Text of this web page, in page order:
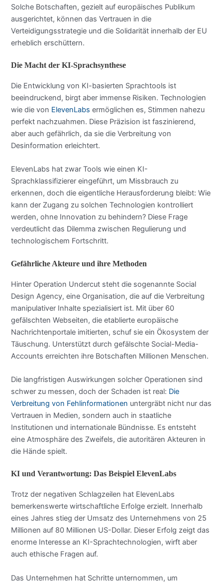
Solche Botschaften, gezielt auf europäisches Publikum
ausgerichtet, können das Vertrauen in die
Verteidigungsstrategie und die Solidarität innerhalb der EU
erheblich erschüttern.
Die Macht der KI-Sprachsynthese
Die Entwicklung von KI-basierten Sprachtools ist
beeindruckend, birgt aber immense Risiken. Technologien
wie die von ElevenLabs ermöglichen es, Stimmen nahezu
perfekt nachzuahmen. Diese Präzision ist faszinierend,
aber auch gefährlich, da sie die Verbreitung von
Desinformation erleichtert.
ElevenLabs hat zwar Tools wie einen KI-
Sprachklassifizierer eingeführt, um Missbrauch zu
erkennen, doch die eigentliche Herausforderung bleibt: Wie
kann der Zugang zu solchen Technologien kontrolliert
werden, ohne Innovation zu behindern? Diese Frage
verdeutlicht das Dilemma zwischen Regulierung und
technologischem Fortschritt.
Gefährliche Akteure und ihre Methoden
Hinter Operation Undercut steht die sogenannte Social
Design Agency, eine Organisation, die auf die Verbreitung
manipulativer Inhalte spezialisiert ist. Mit über 60
gefälschten Webseiten, die etablierte europäische
Nachrichtenportale imitierten, schuf sie ein Ökosystem der
Täuschung. Unterstützt durch gefälschte Social-Media-
Accounts erreichten ihre Botschaften Millionen Menschen.
Die langfristigen Auswirkungen solcher Operationen sind
schwer zu messen, doch der Schaden ist real: Die
Verbreitung von Fehlinformationen untergräbt nicht nur das
Vertrauen in Medien, sondern auch in staatliche
Institutionen und internationale Bündnisse. Es entsteht
eine Atmosphäre des Zweifels, die autoritären Akteuren in
die Hände spielt.
KI und Verantwortung: Das Beispiel ElevenLabs
Trotz der negativen Schlagzeilen hat ElevenLabs
bemerkenswerte wirtschaftliche Erfolge erzielt. Innerhalb
eines Jahres stieg der Umsatz des Unternehmens von 25
Millionen auf 80 Millionen US-Dollar. Dieser Erfolg zeigt das
enorme Interesse an KI-Sprachtechnologien, wirft aber
auch ethische Fragen auf.
Das Unternehmen hat Schritte unternommen, um